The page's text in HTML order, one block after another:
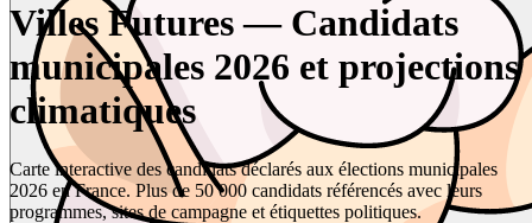
Villes Futures — Candidats
municipales 2026 et projections
climatiques
Carte interactive des candidats déclarés aux élections municipales
2026 en France. Plus de 50 000 candidats référencés avec leurs
programmes, sites de campagne et étiquettes politiques.